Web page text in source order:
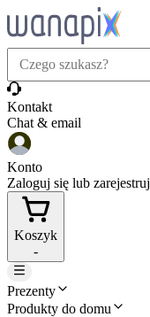
Kontakt
Chat & email
Konto
Zaloguj się lub zarejestruj
Koszyk
-
Prezenty
Produkty do domu